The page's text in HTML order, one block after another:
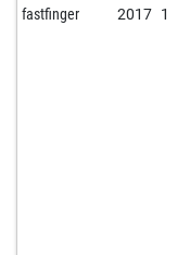
fastfinger 2017 1